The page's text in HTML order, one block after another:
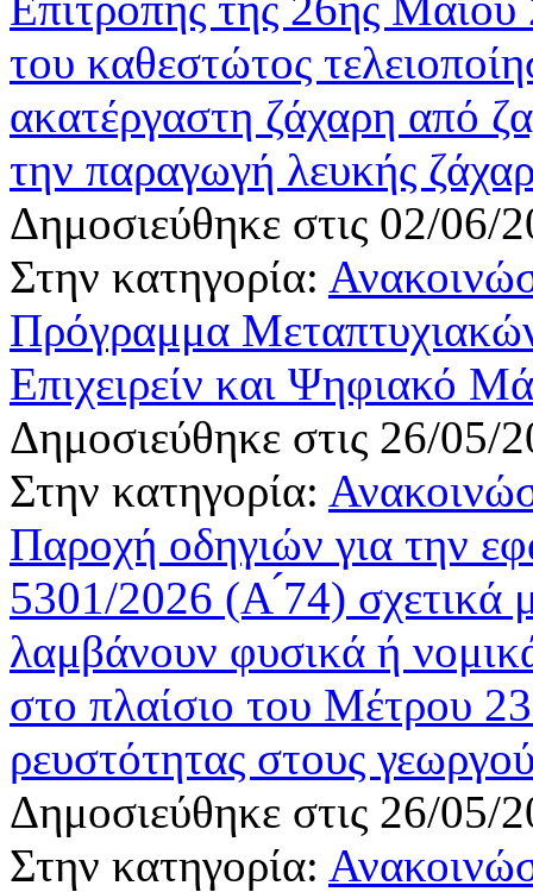
του καθεστώτος
ακατέργαστη ζάχαρη από
την παραγωγή λευκής
Δημοσιεύθηκε στις 02/06/
Στην κατηγορία:
Πρόγραμμα
Επιχειρείν και Ψηφιακό
Δημοσιεύθηκε στις 26/05/
Στην κατηγορία:
Παροχή οδηγιών για την
5301/2026 (Α ́74) σχετικά
λαμβάνουν φυσικά ή
στο πλαίσιο του Μέτρου
ρευστότητας στους
Δημοσιεύθηκε στις 26/05/
Στην κατηγορία: